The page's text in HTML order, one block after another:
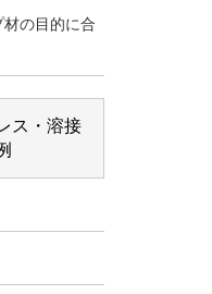
の目的に合
ス・溶接